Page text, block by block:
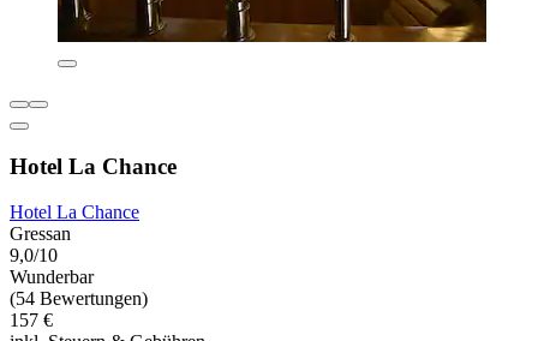
Hotel La Chance
Hotel La Chance
Gressan
9,0/10
Wunderbar
(54 Bewertungen)
157 €